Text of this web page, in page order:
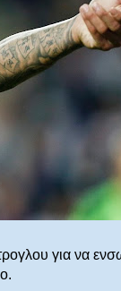
για να